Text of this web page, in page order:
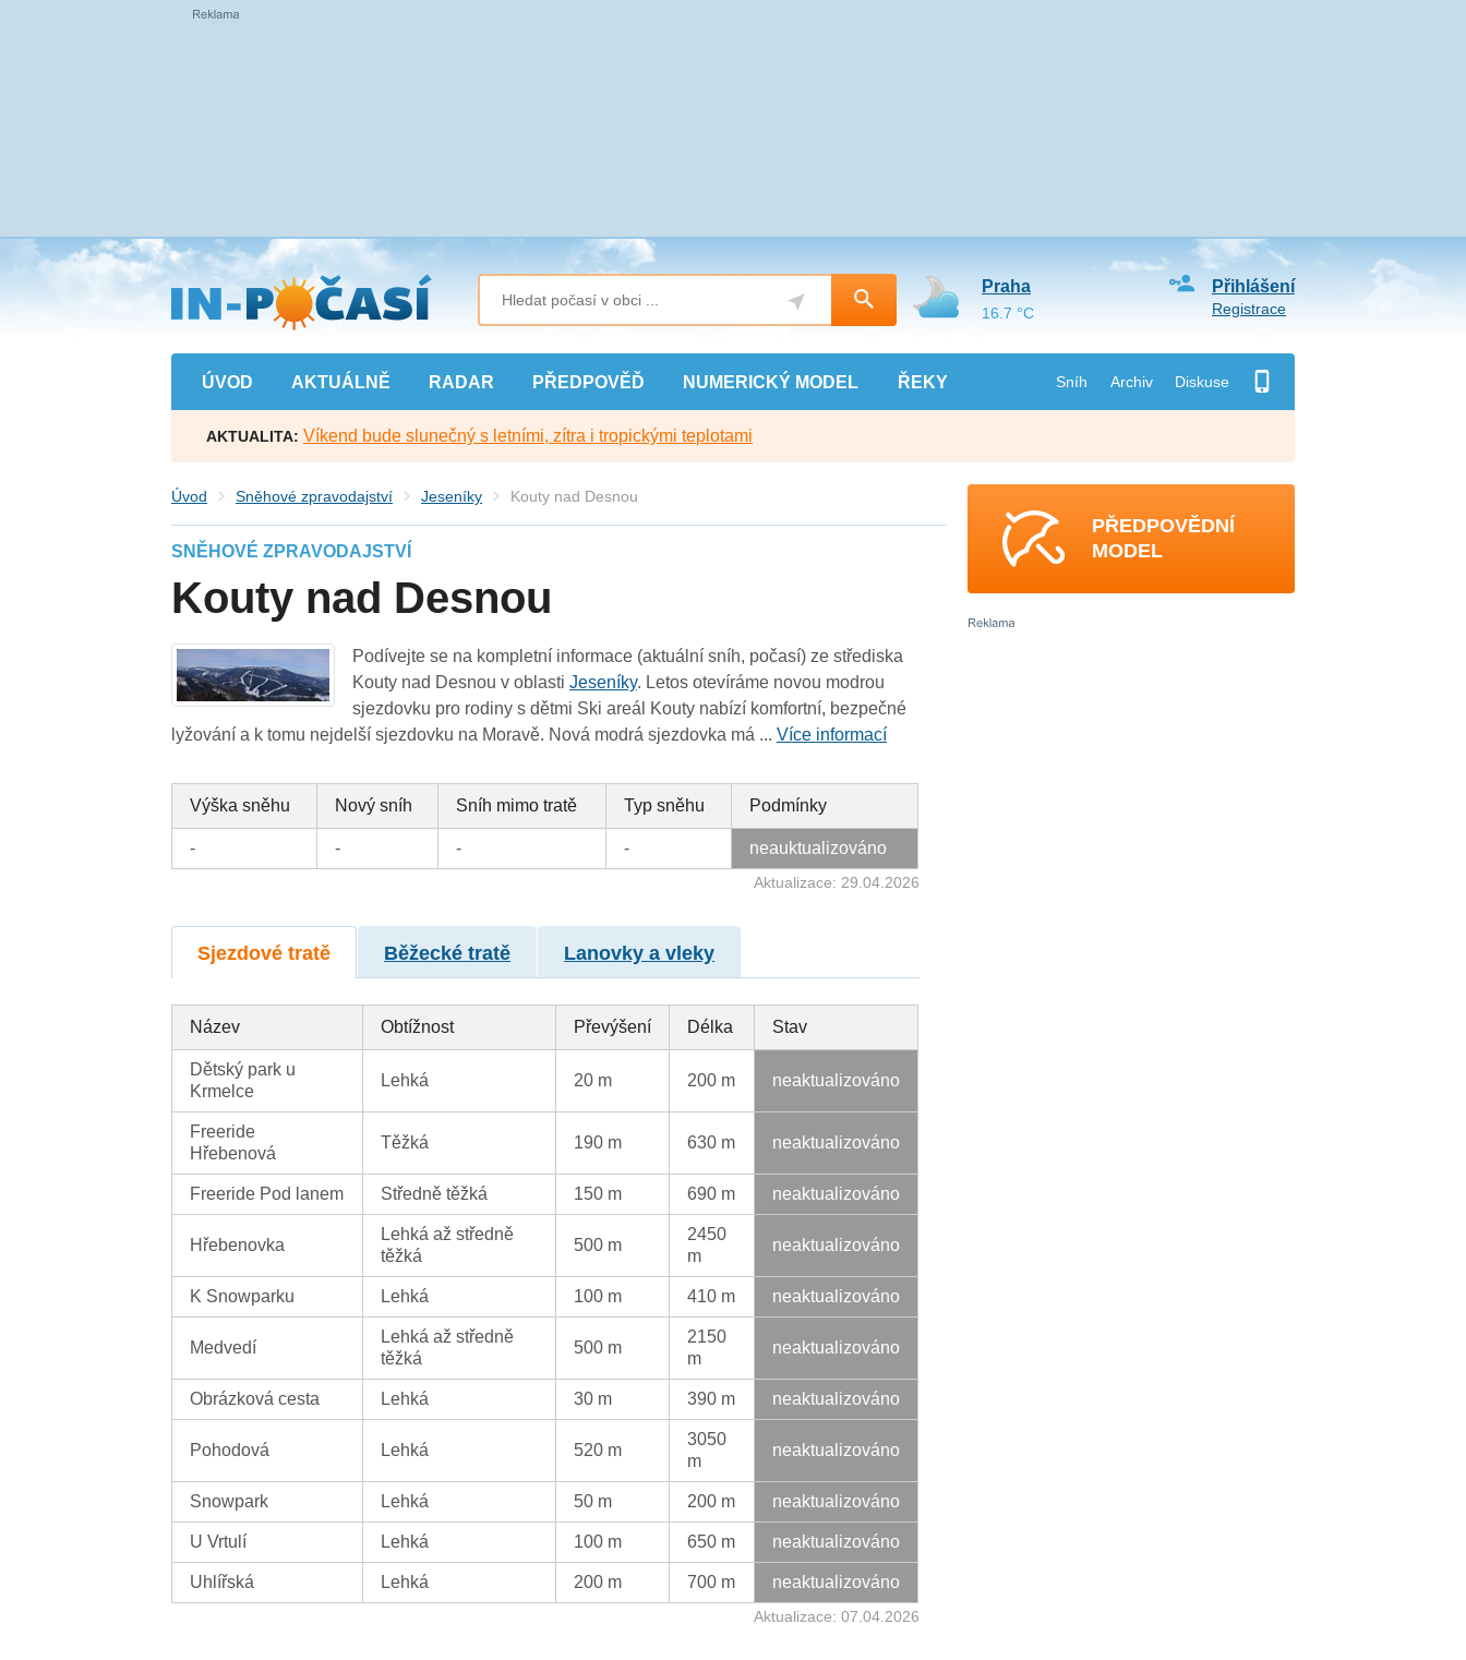
Přejít
na
hlavní
obsah
ÚVOD AKTUÁLNĚ RADAR PŘEDPOVĚĎ NUMERICKÝ MODEL ŘEKY Sníh Archiv Diskuse
Přihlášení
Registrace
Praha
16.7 °C
AKTUALITA: Víkend bude slunečný s letními, zítra i tropickými teplotami
Úvod Sněhové zpravodajství Jeseníky Kouty nad Desnou
SNĚHOVÉ ZPRAVODAJSTVÍ
Kouty nad Desnou
Podívejte se na kompletní informace (aktuální sníh, počasí) ze střediska
Kouty nad Desnou v oblastiJeseníky. Letos otevíráme novou modrou
sjezdovku pro rodiny s dětmi Ski areál Kouty nabízí komfortní, bezpečné
lyžování a k tomu nejdelší sjezdovku na Moravě. Nová modrá sjezdovka má ...Více informací
Výška sněhu Nový sníh Sníh mimo tratě Typ sněhu Podmínky
- - - - neauktualizováno
Aktualizace: 29.04.2026
Sjezdové tratě Běžecké tratě Lanovky a vleky
Název Obtížnost Převýšení Délka Stav
Dětský park u
Krmelce
Lehká 20 m 200 m neaktualizováno
Freeride
Hřebenová
Těžká 190 m 630 m neaktualizováno
Freeride Pod lanem Středně těžká 150 m 690 m neaktualizováno
Hřebenovka
Lehká až středně
těžká
500 m
2450
m
neaktualizováno
K Snowparku Lehká 100 m 410 m neaktualizováno
Medvedí
Lehká až středně
těžká
500 m
2150
m
neaktualizováno
Obrázková cesta Lehká 30 m 390 m neaktualizováno
Pohodová Lehká 520 m
3050
m
neaktualizováno
Snowpark Lehká 50 m 200 m neaktualizováno
U Vrtulí Lehká 100 m 650 m neaktualizováno
Uhlířská Lehká 200 m 700 m neaktualizováno
Aktualizace: 07.04.2026
PŘEDPOVĚDNÍ
MODEL